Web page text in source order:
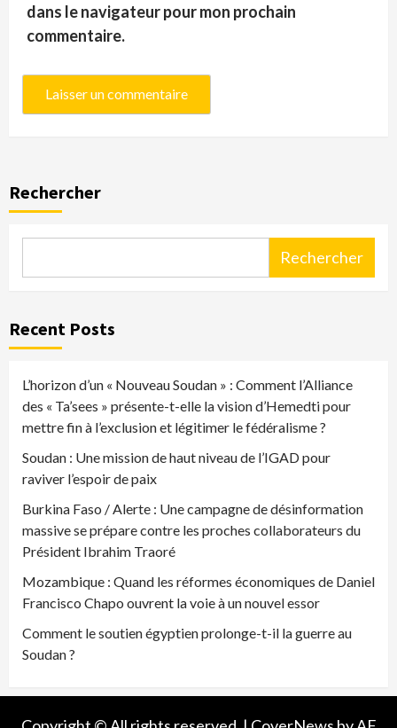
dans le navigateur pour mon prochain
commentaire.
Rechercher
Rechercher
Recent Posts
L’horizon d’un « Nouveau Soudan » : Comment l’Alliance
des « Ta’sees » présente-t-elle la vision d’Hemedti pour
mettre fin à l’exclusion et légitimer le fédéralisme ?
Soudan : Une mission de haut niveau de l’IGAD pour
raviver l’espoir de paix
Burkina Faso / Alerte : Une campagne de désinformation
massive se prépare contre les proches collaborateurs du
Président Ibrahim Traoré
Mozambique : Quand les réformes économiques de Daniel
Francisco Chapo ouvrent la voie à un nouvel essor
Comment le soutien égyptien prolonge-t-il la guerre au
Soudan ?